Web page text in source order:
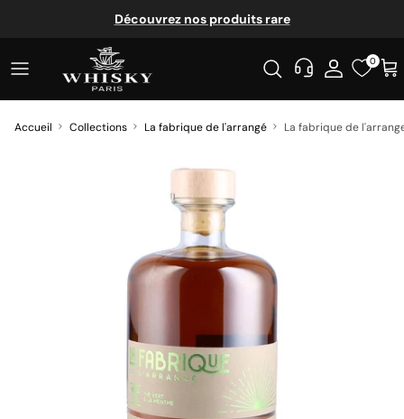
Découvrez nos produits rare
0
Accueil Collections La fabrique de l'arrangé La fabrique de